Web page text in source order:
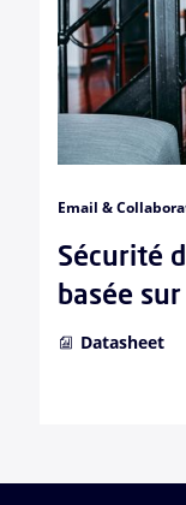
Email &
Sécurité
basée
Datasheet